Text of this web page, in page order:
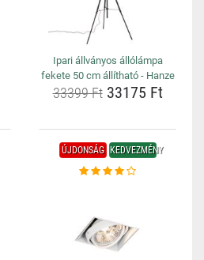
Ipari állványos állólámpa
fekete 50 cm állítható - Hanze
33399 Ft33175 Ft
ÚJDONSÁG KEDVEZMÉNY